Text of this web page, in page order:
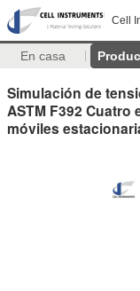
Cell
En casa
Simulación de
ASTM F392
móviles